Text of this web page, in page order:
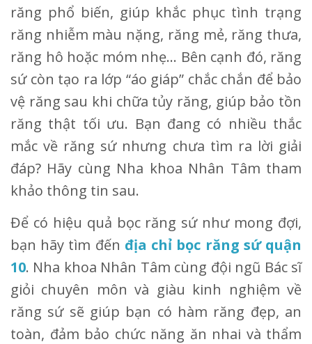
răng phổ biến, giúp khắc phục tình trạng
răng nhiễm màu nặng, răng mẻ, răng thưa,
răng hô hoặc móm nhẹ… Bên cạnh đó, răng
sứ còn tạo ra lớp “áo giáp” chắc chắn để bảo
vệ răng sau khi chữa tủy răng, giúp bảo tồn
răng thật tối ưu. Bạn đang có nhiều thắc
mắc về răng sứ nhưng chưa tìm ra lời giải
đáp? Hãy cùng Nha khoa Nhân Tâm tham
khảo thông tin sau.
Để có hiệu quả bọc răng sứ như mong đợi,
bạn hãy tìm đến địa chỉ bọc răng sứ quận
10. Nha khoa Nhân Tâm cùng đội ngũ Bác sĩ
giỏi chuyên môn và giàu kinh nghiệm về
răng sứ sẽ giúp bạn có hàm răng đẹp, an
toàn, đảm bảo chức năng ăn nhai và thẩm